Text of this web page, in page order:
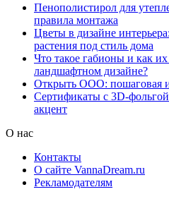
Пенополистирол для
правила монтажа
Цветы в дизайне
растения под стиль дома
Что такое габионы и как их
ландшафтном дизайне?
Открыть ООО: пошаговая
Сертификаты с 3D-
акцент
О нас
Контакты
О сайте VannaDream.ru
Рекламодателям